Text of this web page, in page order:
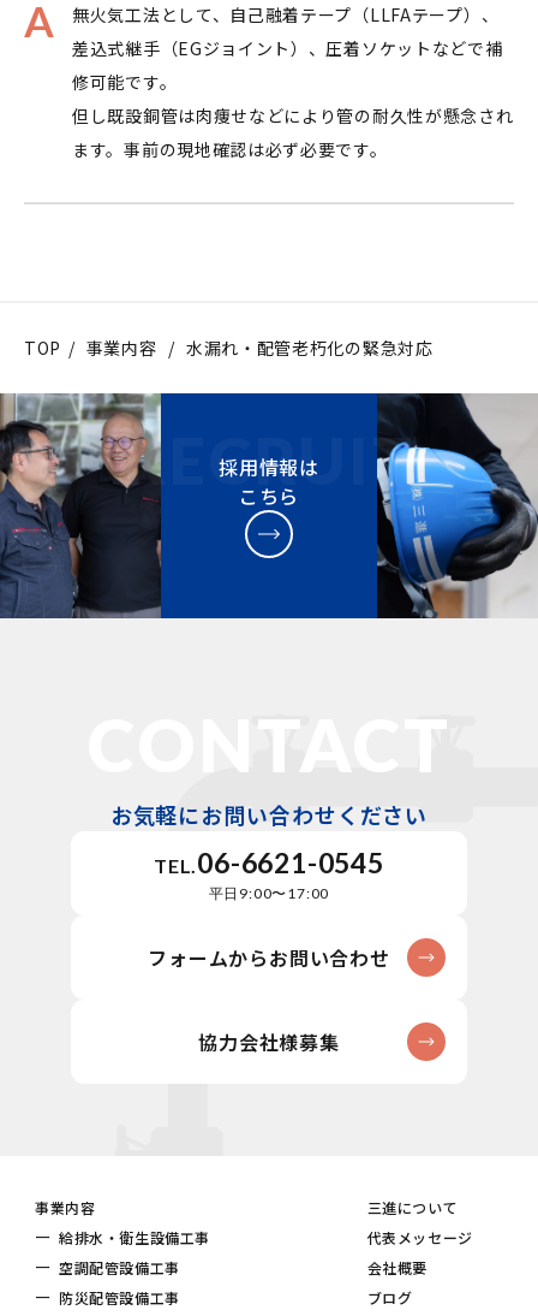
無火気工法として、自己融着テープ（LLFAテープ）、
差込式継手（EGジョイント）、圧着ソケットなどで補
修可能です。
但し既設銅管は肉痩せなどにより管の耐久性が懸念され
ます。事前の現地確認は必ず必要です。
TOP / 事業内容 / 水漏れ・配管老朽化の緊急対応
採用情報は
こちら
CONTACT
お気軽にお問い合わせください
TEL.06-6621-0545
平日9:00〜17:00
フォームからお問い合わせ
協力会社様募集
事業内容
給排水・衛生設備工事
空調配管設備工事
防災配管設備工事
三進について
代表メッセージ
会社概要
ブログ